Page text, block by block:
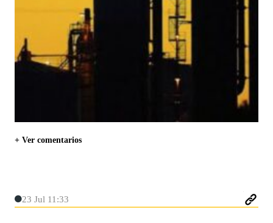
+ Ver comentarios
23 Jul 11:33